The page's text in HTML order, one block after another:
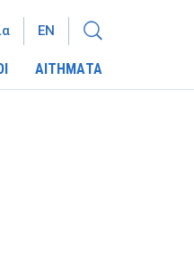
ΑΙΤΗΜΑΤΑ
EN